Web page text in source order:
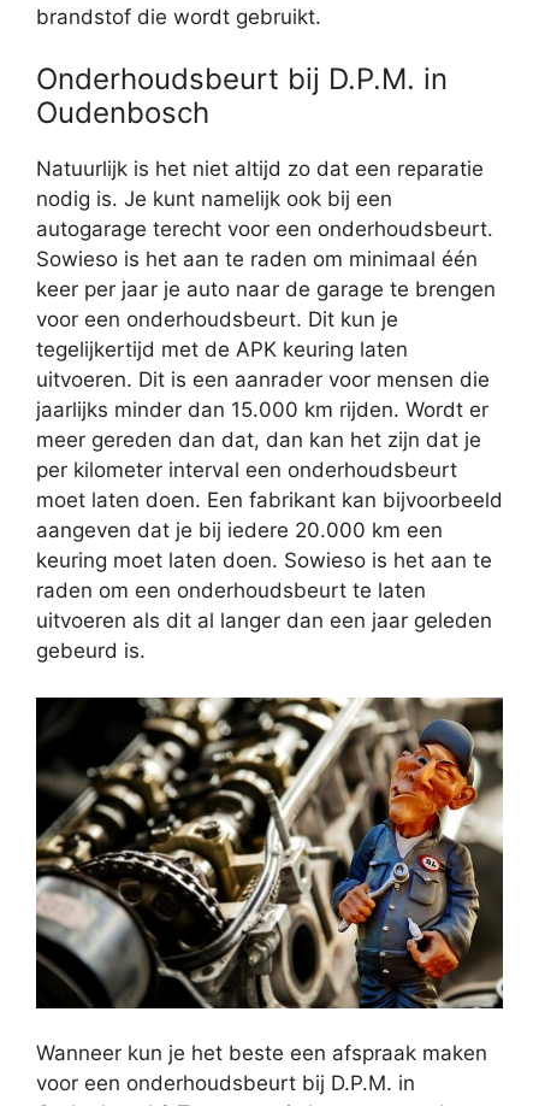
brandstof die wordt gebruikt.
Onderhoudsbeurt bij D.P.M. in
Oudenbosch
Natuurlijk is het niet altijd zo dat een reparatie
nodig is. Je kunt namelijk ook bij een
autogarage terecht voor een onderhoudsbeurt.
Sowieso is het aan te raden om minimaal één
keer per jaar je auto naar de garage te brengen
voor een onderhoudsbeurt. Dit kun je
tegelijkertijd met de APK keuring laten
uitvoeren. Dit is een aanrader voor mensen die
jaarlijks minder dan 15.000 km rijden. Wordt er
meer gereden dan dat, dan kan het zijn dat je
per kilometer interval een onderhoudsbeurt
moet laten doen. Een fabrikant kan bijvoorbeeld
aangeven dat je bij iedere 20.000 km een
keuring moet laten doen. Sowieso is het aan te
raden om een onderhoudsbeurt te laten
uitvoeren als dit al langer dan een jaar geleden
gebeurd is.
Wanneer kun je het beste een afspraak maken
voor een onderhoudsbeurt bij D.P.M. in